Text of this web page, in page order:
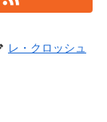
レ・クロッシュ